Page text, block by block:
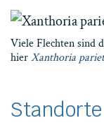
Viele Flechten sind
hierXanthoria